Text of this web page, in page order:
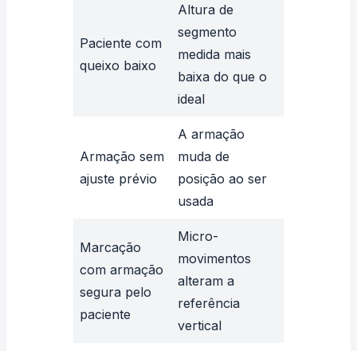
Paciente com
queixo baixo
Altura de
segmento
medida mais
baixa do que o
ideal
Armação sem
ajuste prévio
A armação
muda de
posição ao ser
usada
Marcação
com armação
segura pelo
paciente
Micro-
movimentos
alteram a
referência
vertical